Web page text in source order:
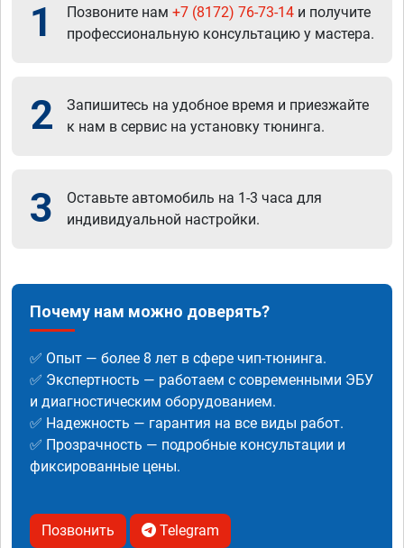
1 Позвоните нам +7 (8172) 76-73-14 и получите
профессиональную консультацию у мастера.
2
Запишитесь на удобное время и приезжайте
к нам в сервис на установку тюнинга.
3
Оставьте автомобиль на 1-3 часа для
индивидуальной настройки.
Почему нам можно доверять?
✅ Опыт — более 8 лет в сфере чип-тюнинга.
✅ Экспертность — работаем с современными ЭБУ
и диагностическим оборудованием.
✅ Надежность — гарантия на все виды работ.
✅ Прозрачность — подробные консультации и
фиксированные цены.
Позвонить Telegram